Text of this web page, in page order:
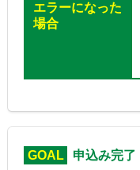
エラーになった
場合
GOAL 申込み完了